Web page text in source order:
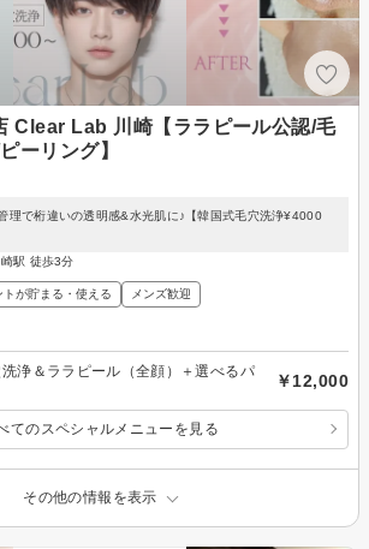
Clear Lab 川崎【ララピール公認/毛
ーリング】
理で桁違いの透明感&水光肌に♪【韓国式毛穴洗浄¥4000
駅 徒歩3分
トが貯まる・使える メンズ歓迎
浄＆ララピール（全顔）＋選べるパ
￥12,000
てのスペシャルメニューを見る
その他の情報を表示